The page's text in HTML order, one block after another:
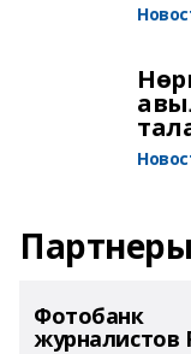
Партнеры
Фотобанк
журналистов